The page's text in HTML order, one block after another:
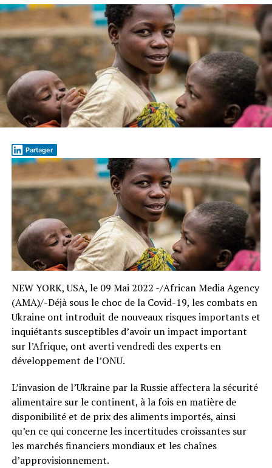
Partager
NEW YORK, USA, le 09 Mai 2022 -/African Media Agency
(AMA)/-Déjà sous le choc de la Covid-19, les combats en
Ukraine ont introduit de nouveaux risques importants et
inquiétants susceptibles d’avoir un impact important
sur l’Afrique, ont averti vendredi des experts en
développement de l’ONU.
L’invasion de l’Ukraine par la Russie affectera la sécurité
alimentaire sur le continent, à la fois en matière de
disponibilité et de prix des aliments importés, ainsi
qu’en ce qui concerne les incertitudes croissantes sur
les marchés financiers mondiaux et les chaînes
d’approvisionnement.